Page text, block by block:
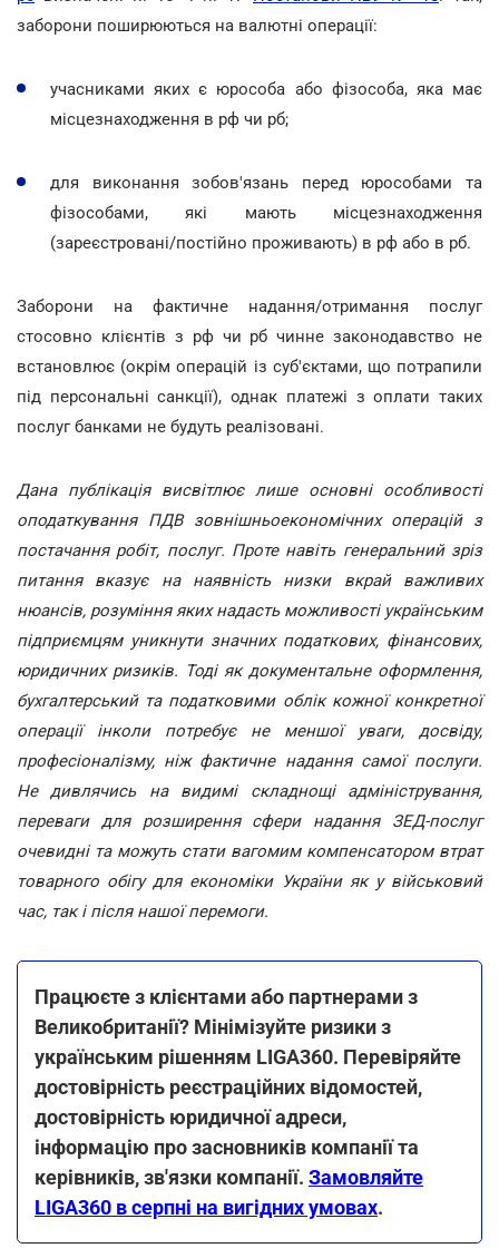
заборони поширюються на валютні операції:
учасниками яких є юрособа або фізособа, яка має
місцезнаходження в рф чи рб;
для виконання зобов'язань перед юрособами та
фізособами, які мають місцезнаходження
(зареєстровані/постійно проживають) в рф або в рб.
Заборони на фактичне надання/отримання послуг
стосовно клієнтів з рф чи рб чинне законодавство не
встановлює (окрім операцій із суб'єктами, що потрапили
під персональні санкції), однак платежі з оплати таких
послуг банками не будуть реалізовані.
Дана публікація висвітлює лише основні особливості
оподаткування ПДВ зовнішньоекономічних операцій з
постачання робіт, послуг. Проте навіть генеральний зріз
питання вказує на наявність низки вкрай важливих
нюансів, розуміння яких надасть можливості українським
підприємцям уникнути значних податкових, фінансових,
юридичних ризиків. Тоді як документальне оформлення,
бухгалтерський та податковими облік кожної конкретної
операції інколи потребує не меншої уваги, досвіду,
професіоналізму, ніж фактичне надання самої послуги.
Не дивлячись на видимі складнощі адміністрування,
переваги для розширення сфери надання ЗЕД-послуг
очевидні та можуть стати вагомим компенсатором втрат
товарного обігу для економіки України як у військовий
час, так і після нашої перемоги.
Працюєте з клієнтами або партнерами з
Великобританії? Мінімізуйте ризики з
українським рішенням LIGA360. Перевіряйте
достовірність реєстраційних відомостей,
достовірність юридичної адреси,
інформацію про засновників компанії та
керівників, зв'язки компанії. Замовляйте
LIGA360 в серпні на вигідних умовах.